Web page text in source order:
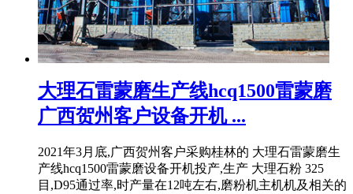
大理石雷蒙磨生产线hcq1500雷蒙磨
广西贺州客户设备开机 ...
2021年3月底,广西贺州客户采购桂林的 大理石雷蒙磨生
产线hcq1500雷蒙磨设备开机投产,生产 大理石粉 325
目,D95通过率,时产量在12吨左右,磨粉机主机机及相关的